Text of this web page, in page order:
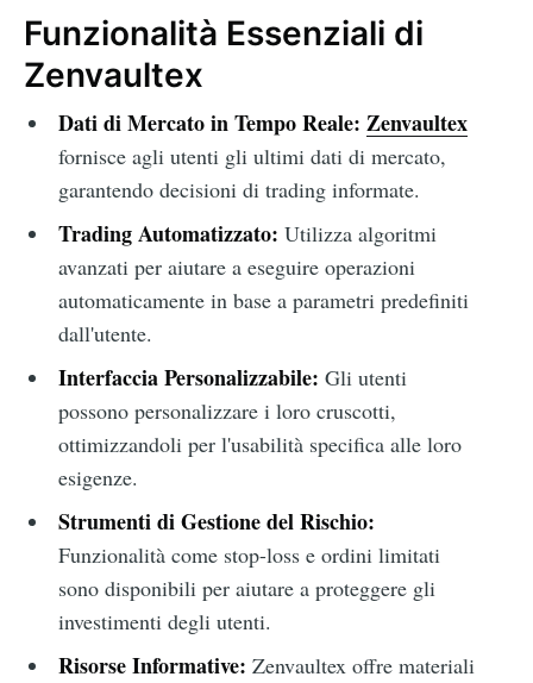
Funzionalità Essenziali di
Zenvaultex
Dati di Mercato in Tempo Reale: Zenvaultex
fornisce agli utenti gli ultimi dati di mercato,
garantendo decisioni di trading informate.
Trading Automatizzato: Utilizza algoritmi
avanzati per aiutare a eseguire operazioni
automaticamente in base a parametri predefiniti
dall'utente.
Interfaccia Personalizzabile: Gli utenti
possono personalizzare i loro cruscotti,
ottimizzandoli per l'usabilità specifica alle loro
esigenze.
Strumenti di Gestione del Rischio:
Funzionalità come stop-loss e ordini limitati
sono disponibili per aiutare a proteggere gli
investimenti degli utenti.
Risorse Informative: Zenvaultex offre materiali